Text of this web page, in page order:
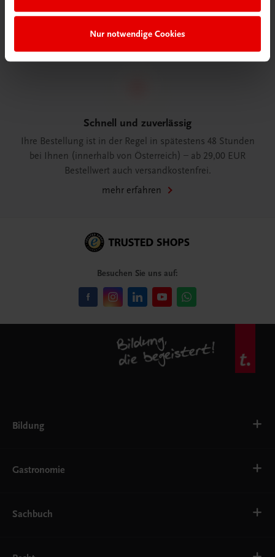
Nur notwendige Cookies
WhatsApp:+43 664 88 58 69 41
mehr erfahren
Schnell und zuverlässig
Ihre Bestellung ist in der Regel in spätestens 48 Stunden
bei Ihnen (innerhalb von Österreich) – ab 29,00 EUR
Bestellwert auch versandkostenfrei.
mehr erfahren
Besuchen Sie uns auf:
Bildung
AHS
EWF/ZWF
FW
Gastronomie
Getränke
Service
Sachbuch